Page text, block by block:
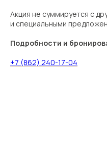
Акция не суммируется с
и специальными
Подробности и
+7 (862) 240-17-04